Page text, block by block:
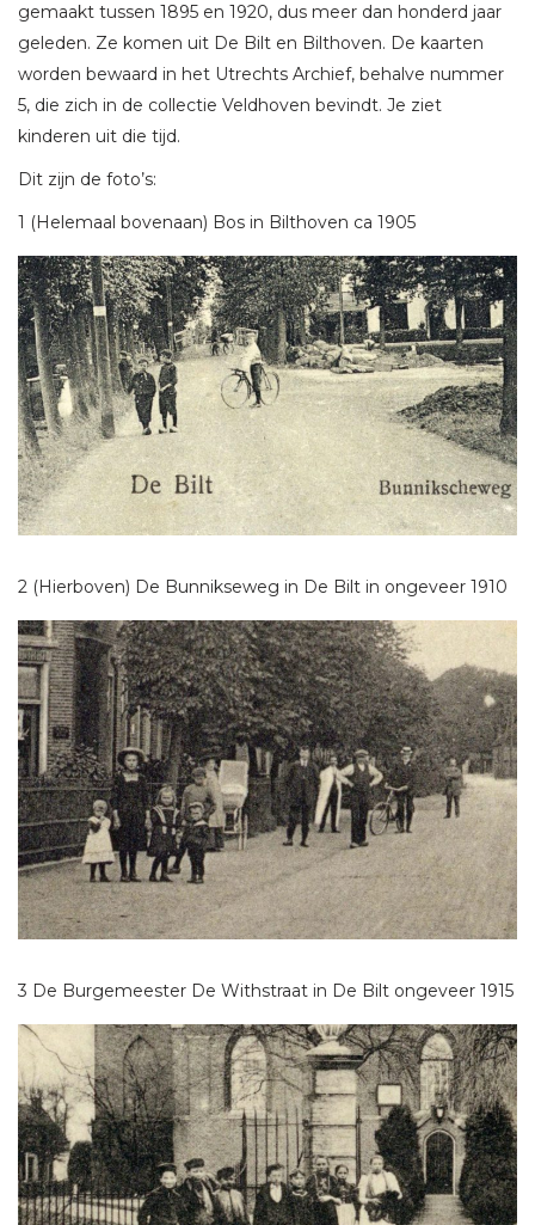
gemaakt tussen 1895 en 1920, dus meer dan honderd jaar
geleden. Ze komen uit De Bilt en Bilthoven. De kaarten
worden bewaard in het Utrechts Archief, behalve nummer
5, die zich in de collectie Veldhoven bevindt. Je ziet
kinderen uit die tijd.
Dit zijn de foto’s:
1 (Helemaal bovenaan) Bos in Bilthoven ca 1905
2 (Hierboven) De Bunnikseweg in De Bilt in ongeveer 1910
3 De Burgemeester De Withstraat in De Bilt ongeveer 1915